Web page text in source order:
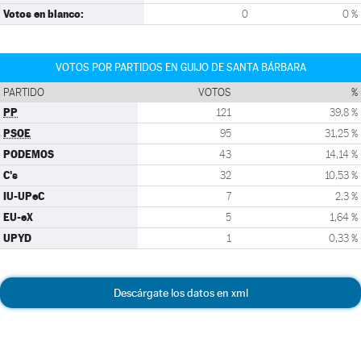
Votos en blanco: 0 0 %
VOTOS POR PARTIDOS EN GUIJO DE SANTA BÁRBARA
PARTIDO VOTOS %
PP 121 39,8 %
PSOE 95 31,25 %
PODEMOS 43 14,14 %
C's 32 10,53 %
IU-UPeC 7 2,3 %
EU-eX 5 1,64 %
UPYD 1 0,33 %
Descárgate los datos en xml